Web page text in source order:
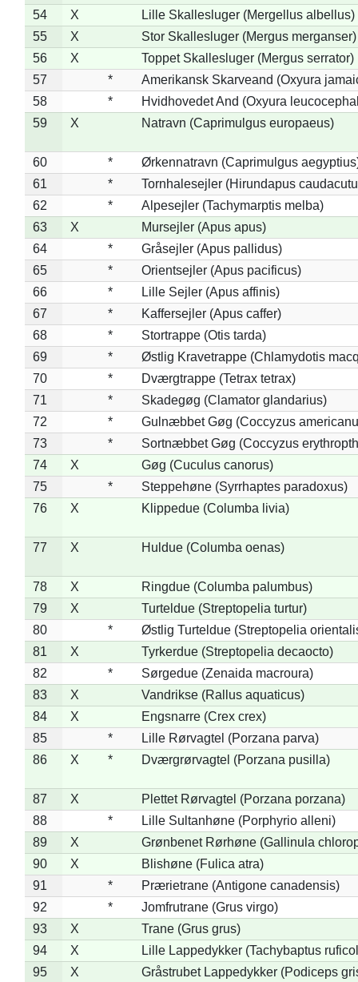
54 X
Lille Skallesluger (Mergellus albellus)
55
X
Stor Skallesluger (Mergus merganser)
56
X
Toppet Skallesluger (Mergus serrator)
57
*
Amerikansk Skarveand (Oxyura
58
*
Hvidhovedet And (Oxyura
59
X Natravn (Caprimulgus europaeus)
60 *
Ørkennatravn (Caprimulgus
61
*
Tornhalesejler (Hirundapus
62
*
Alpesejler (Tachymarptis melba)
63
X
Mursejler (Apus apus)
64
*
Gråsejler (Apus pallidus)
65
*
Orientsejler (Apus pacificus)
66
*
Lille Sejler (Apus affinis)
67
*
Kaffersejler (Apus caffer)
68
*
Stortrappe (Otis tarda)
69
*
Østlig Kravetrappe (Chlamydotis
70
*
Dværgtrappe (Tetrax tetrax)
71
*
Skadegøg (Clamator glandarius)
72
*
Gulnæbbet Gøg (Coccyzus
73
*
Sortnæbbet Gøg (Coccyzus
74
X
Gøg (Cuculus canorus)
75
*
Steppehøne (Syrrhaptes paradoxus)
76
X Klippedue (Columba livia)
77 X Huldue (Columba oenas)
78 X
Ringdue (Columba palumbus)
79
X
Turteldue (Streptopelia turtur)
80
*
Østlig Turteldue (Streptopelia
81
X
Tyrkerdue (Streptopelia decaocto)
82
*
Sørgedue (Zenaida macroura)
83
X
Vandrikse (Rallus aquaticus)
84
X
Engsnarre (Crex crex)
85
*
Lille Rørvagtel (Porzana parva)
86
X * Dværgrørvagtel (Porzana pusilla)
87 X
Plettet Rørvagtel (Porzana porzana)
88
*
Lille Sultanhøne (Porphyrio alleni)
89
X
Grønbenet Rørhøne (Gallinula
90
X
Blishøne (Fulica atra)
91
*
Prærietrane (Antigone canadensis)
92
*
Jomfrutrane (Grus virgo)
93
X
Trane (Grus grus)
94
X
Lille Lappedykker (Tachybaptus
95
X Gråstrubet Lappedykker (Podiceps